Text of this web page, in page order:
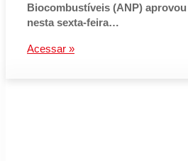
Biocombustíveis (ANP)
nesta sexta-feira…
Acessar »